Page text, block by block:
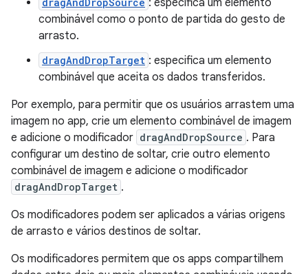
: especifica um elemento
combinável como o ponto de partida do gesto de
arrasto.
dragAndDropTarget : especifica um elemento
combinável que aceita os dados transferidos.
Por exemplo, para permitir que os usuários arrastem uma
imagem no app, crie um elemento combinável de imagem
e adicione o modificador dragAndDropSource . Para
configurar um destino de soltar, crie outro elemento
combinável de imagem e adicione o modificador
dragAndDropTarget .
Os modificadores podem ser aplicados a várias origens
de arrasto e vários destinos de soltar.
Os modificadores permitem que os apps compartilhem